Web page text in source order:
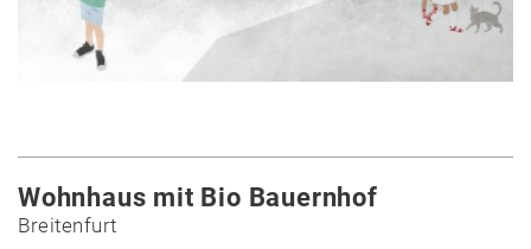
Wohnhaus mit Bio Bauernhof
Breitenfurt